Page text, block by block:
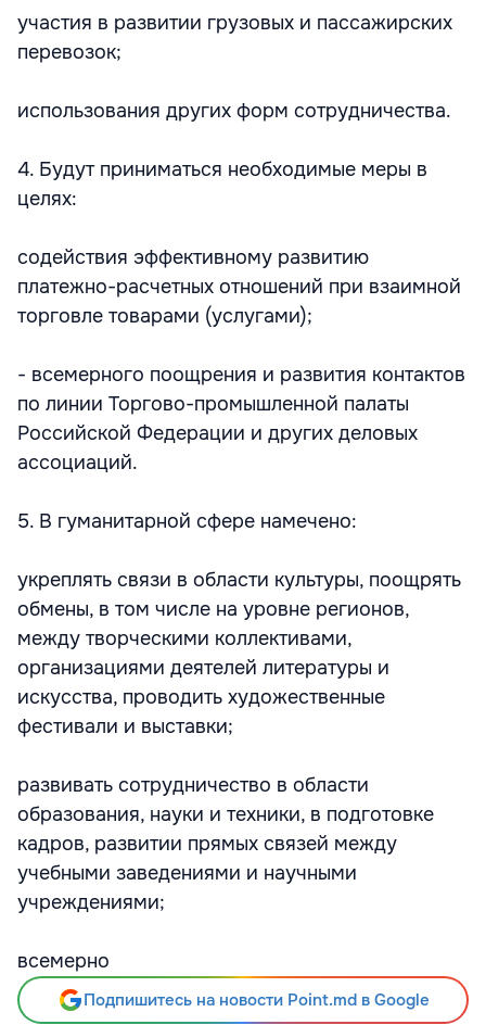
участия в развитии грузовых и пассажирских
перевозок;
использования других форм сотрудничества.
4. Будут приниматься необходимые меры в
целях:
содействия эффективному развитию
платежно-расчетных отношений при взаимной
торговле товарами (услугами);
- всемерного поощрения и развития контактов
по линии Торгово-промышленной палаты
Российской Федерации и других деловых
ассоциаций.
5. В гуманитарной сфере намечено:
укреплять связи в области культуры, поощрять
обмены, в том числе на уровне регионов,
между творческими коллективами,
организациями деятелей литературы и
искусства, проводить художественные
фестивали и выставки;
развивать сотрудничество в области
образования, науки и техники, в подготовке
кадров, развитии прямых связей между
учебными заведениями и научными
учреждениями;
всемерно
Подпишитесь на новости Point.md в Google